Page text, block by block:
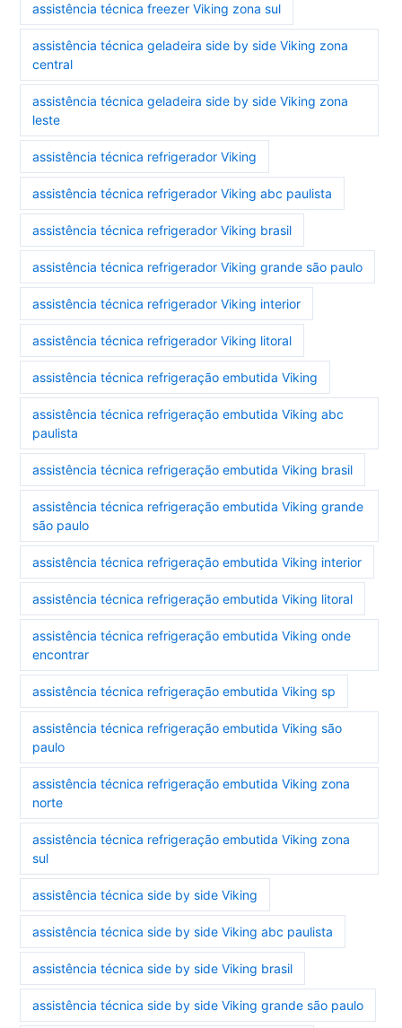
assistência técnica freezer Viking zona sul
assistência técnica geladeira side by side Viking zona
central
assistência técnica geladeira side by side Viking zona
leste
assistência técnica refrigerador Viking
assistência técnica refrigerador Viking abc paulista
assistência técnica refrigerador Viking brasil
assistência técnica refrigerador Viking grande são paulo
assistência técnica refrigerador Viking interior
assistência técnica refrigerador Viking litoral
assistência técnica refrigeração embutida Viking
assistência técnica refrigeração embutida Viking abc
paulista
assistência técnica refrigeração embutida Viking brasil
assistência técnica refrigeração embutida Viking grande
são paulo
assistência técnica refrigeração embutida Viking interior
assistência técnica refrigeração embutida Viking litoral
assistência técnica refrigeração embutida Viking onde
encontrar
assistência técnica refrigeração embutida Viking sp
assistência técnica refrigeração embutida Viking são
paulo
assistência técnica refrigeração embutida Viking zona
norte
assistência técnica refrigeração embutida Viking zona
sul
assistência técnica side by side Viking
assistência técnica side by side Viking abc paulista
assistência técnica side by side Viking brasil
assistência técnica side by side Viking grande são paulo